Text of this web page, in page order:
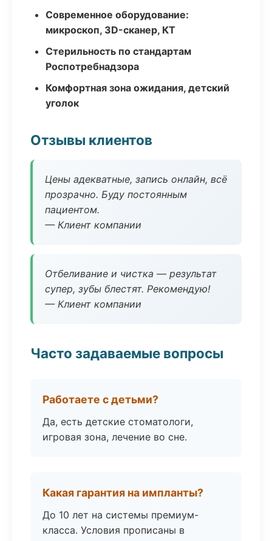
Современное оборудование:
микроскоп, 3D-сканер, КТ
Стерильность по стандартам
Роспотребнадзора
Комфортная зона ожидания, детский
уголок
Отзывы клиентов
Цены адекватные, запись онлайн, всё
прозрачно. Буду постоянным
пациентом.
— Клиент компании
Отбеливание и чистка — результат
супер, зубы блестят. Рекомендую!
— Клиент компании
Часто задаваемые вопросы
Работаете с детьми?
Да, есть детские стоматологи,
игровая зона, лечение во сне.
Какая гарантия на импланты?
До 10 лет на системы премиум-
класса. Условия прописаны в